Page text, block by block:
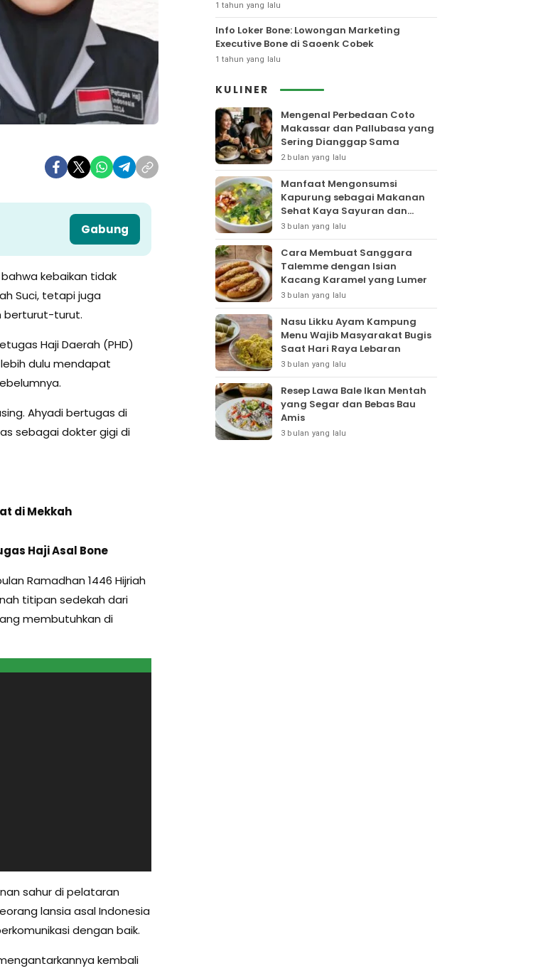
Gabung
kebaikan tidak
Suci, tetapi juga
berturut-turut.
Haji Daerah (PHD)
lebih dulu mendapat
Ahyadi bertugas di
sebagai dokter gigi di
di Mekkah
Haji Asal Bone
Ramadhan 1446 Hijriah
titipan sedekah dari
membutuhkan di
sahur di pelataran
lansia asal Indonesia
dengan baik.
kembali
1 tahun yang lalu
Info Loker Bone: Lowongan Marketing
Executive Bone di Saoenk Cobek
1 tahun yang lalu
KULINER
Mengenal Perbedaan Coto
Makassar dan Pallubasa yang
Sering Dianggap Sama
2 bulan yang lalu
Manfaat Mengonsumsi
Kapurung sebagai Makanan
Sehat Kaya Sayuran dan
Protein
3 bulan yang lalu
Cara Membuat Sanggara
Talemme dengan Isian
Kacang Karamel yang Lumer
3 bulan yang lalu
Nasu Likku Ayam Kampung
Menu Wajib Masyarakat Bugis
Saat Hari Raya Lebaran
3 bulan yang lalu
Resep Lawa Bale Ikan Mentah
yang Segar dan Bebas Bau
Amis
3 bulan yang lalu